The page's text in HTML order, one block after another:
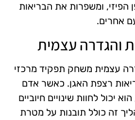
הפיזי, ומשפרות את הבריאות
אחרים.
והגדרה עצמית
עצמית משחק תפקיד מרכזי
רצפת האגן. כאשר אדם
יכול לחוות שינויים חיוביים
זה כולל תובנות על מטרת